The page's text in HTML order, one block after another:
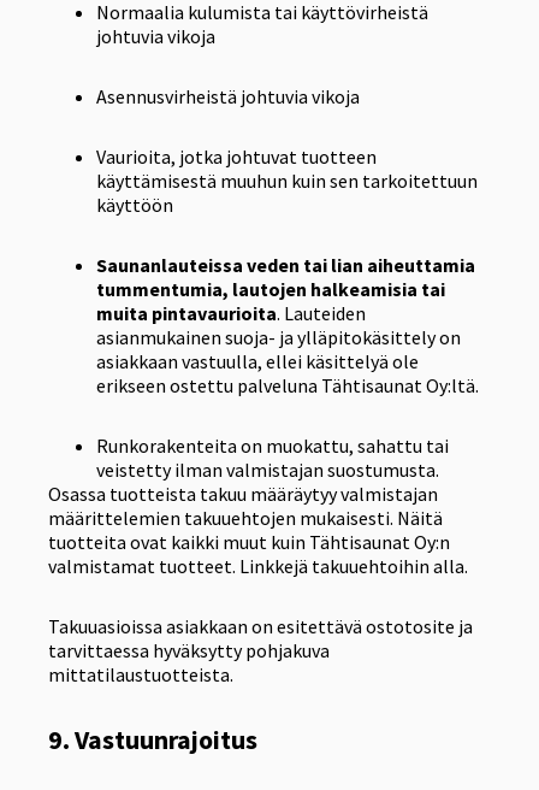
Normaalia kulumista tai käyttövirheistä
johtuvia vikoja
Asennusvirheistä johtuvia vikoja
Vaurioita, jotka johtuvat tuotteen
käyttämisestä muuhun kuin sen tarkoitettuun
käyttöön
Saunanlauteissa veden tai lian aiheuttamia
tummentumia, lautojen halkeamisia tai
muita pintavaurioita. Lauteiden
asianmukainen suoja- ja ylläpitokäsittely on
asiakkaan vastuulla, ellei käsittelyä ole
erikseen ostettu palveluna Tähtisaunat Oy:ltä.
Runkorakenteita on muokattu, sahattu tai
veistetty ilman valmistajan suostumusta.
Osassa tuotteista takuu määräytyy valmistajan
määrittelemien takuuehtojen mukaisesti. Näitä
tuotteita ovat kaikki muut kuin Tähtisaunat Oy:n
valmistamat tuotteet. Linkkejä takuuehtoihin alla.
Takuuasioissa asiakkaan on esitettävä ostotosite ja
tarvittaessa hyväksytty pohjakuva
mittatilaustuotteista.
9. Vastuunrajoitus